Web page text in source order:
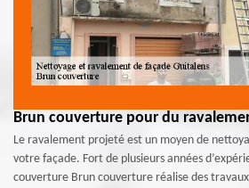
Brun couverture pour du
Le ravalement projeté est un moyen de
votre façade. Fort de plusieurs années
couverture Brun couverture réalise des